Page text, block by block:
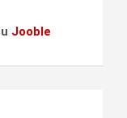
Jooble